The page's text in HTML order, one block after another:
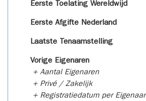
Eerste Toelating Wereldwijd
Eerste Afgifte Nederland
Laatste Tenaamstelling
Vorige Eigenaren
+ Aantal Eigenaren
+ Privé / Zakelijk
+ Registratiedatum per Eigenaar